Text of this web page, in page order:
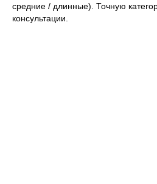
средние / длинные). Точную
консультации.